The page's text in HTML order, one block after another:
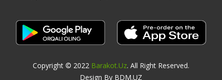
Copyright © 2022 Barakot.uz. All Right Reserved.
Design By BDM.UZ